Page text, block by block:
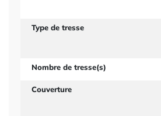
Type de tresse
Nombre de tresse(s)
Couverture